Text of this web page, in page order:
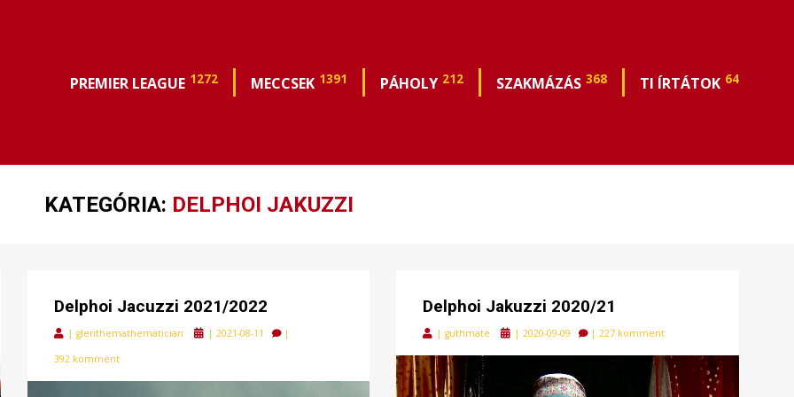
PREMIER LEAGUE 1272 MECCSEK 1391 PÁHOLY 212 SZAKMÁZÁS 368 TI ÍRTÁTOK 64
KATEGÓRIA: DELPHOI JAKUZZI
Delphoi Jacuzzi 2021/2022
| glenthemathematician
Posted
| 2021-08-11 |
392 komment
Delphoi Jakuzzi 2020/21
|guthmate
Posted
|2020-09-09 |227 komment